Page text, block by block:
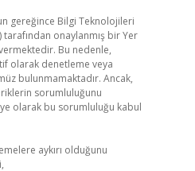
gereğince Bilgi Teknolojileri
tarafından onaylanmış bir Yer
Bu nedenle,
olarak denetleme veya
bulunmamaktadır. Ancak,
sorumluluğunu
olarak bu sorumluluğu kabul
aykırı olduğunu